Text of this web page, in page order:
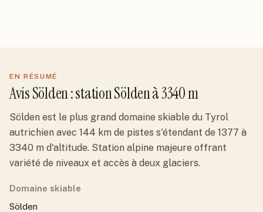
EN RÉSUMÉ
AvisSölden: stationSöldenà 3340 m
Sölden est le plus grand domaine skiable du Tyrol
autrichien avec 144 km de pistes s'étendant de 1377 à
3340 m d'altitude. Station alpine majeure offrant
variété de niveaux et accès à deux glaciers.
Domaine skiable
Sölden